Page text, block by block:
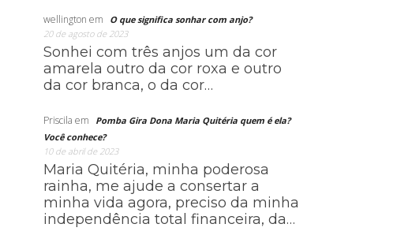
wellington em
O que significa sonhar com anjo?
20 de agosto de 2023
Sonhei com três anjos um da cor
amarela outro da cor roxa e outro
da cor branca, o da cor…
Priscila em
Pomba Gira Dona Maria Quitéria quem é ela?
Você conhece?
10 de abril de 2023
Maria Quitéria, minha poderosa
rainha, me ajude a consertar a
minha vida agora, preciso da minha
independência total financeira, da…